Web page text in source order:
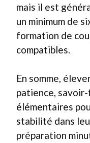
mais il est
un minimum de
formation de
compatibles.
En somme,
patience,
élémentaires
stabilité dans
préparation